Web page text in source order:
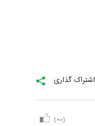
اشتراک گذاری
(+0)